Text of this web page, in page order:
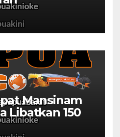
Mansinam
Libatkan 150